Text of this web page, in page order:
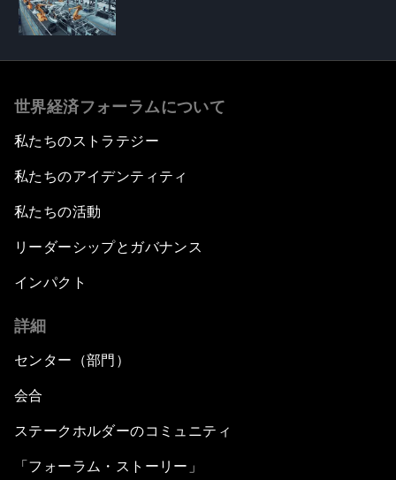
世界経済フォーラムについて
私たちのストラテジー
私たちのアイデンティティ
私たちの活動
リーダーシップとガバナンス
インパクト
詳細
センター（部門）
会合
ステークホルダーのコミュニティ
「フォーラム・ストーリー」